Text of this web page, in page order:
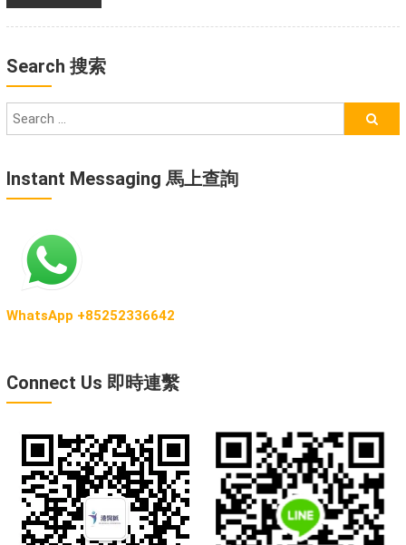
Search 搜索
Instant Messaging 馬上查詢
WhatsApp +85252336642
Connect Us 即時連繫